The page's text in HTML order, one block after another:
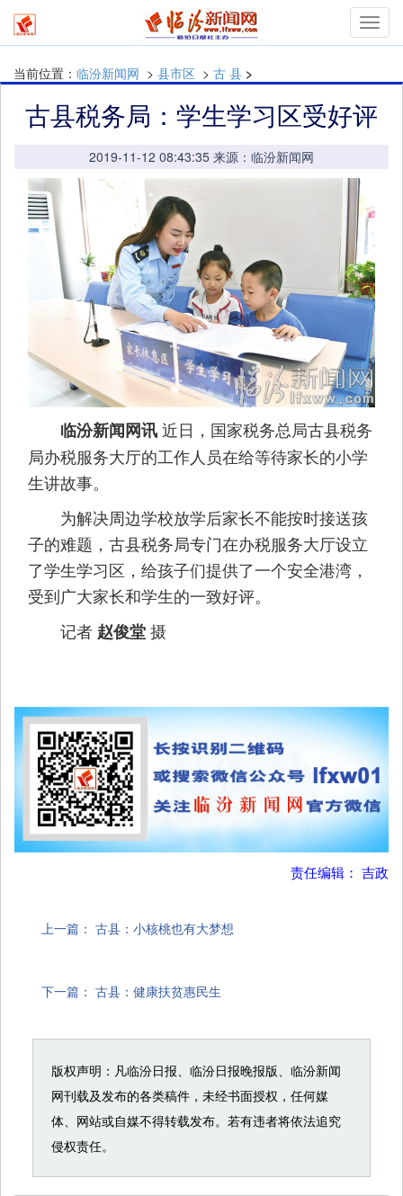
当前位置： 临汾新闻网 > 县市区 > 古 县 >
古县税务局：学生学习区受好评
2019-11-12 08:43:35 来源：临汾新闻网
临汾新闻网讯近日，国家税务总局古县税务
局办税服务大厅的工作人员在给等待家长的小学
生讲故事。
为解决周边学校放学后家长不能按时接送孩
子的难题，古县税务局专门在办税服务大厅设立
了学生学习区，给孩子们提供了一个安全港湾，
受到广大家长和学生的一致好评。
记者 赵俊堂摄
责任编辑： 吉政
上一篇： 古县：小核桃也有大梦想
下一篇： 古县：健康扶贫惠民生
版权声明：凡临汾日报、临汾日报晚报版、临汾新闻
网刊载及发布的各类稿件，未经书面授权，任何媒
体、网站或自媒不得转载发布。若有违者将依法追究
侵权责任。